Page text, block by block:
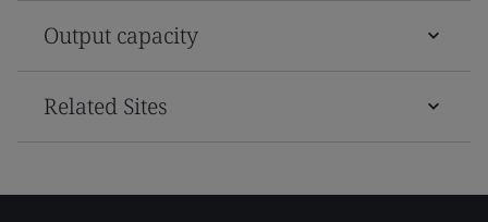
Output capacity
Related Sites